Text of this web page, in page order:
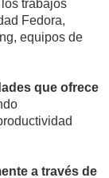
trabajos
Fedora,
equipos de
que ofrece
a través de